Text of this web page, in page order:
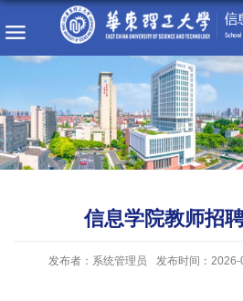
信息学院教师招
发布者：系统管理员 发布时间：2026-